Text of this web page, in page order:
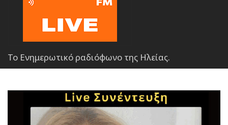
Το Ενημερωτικό ραδιόφωνο της Ηλείας.